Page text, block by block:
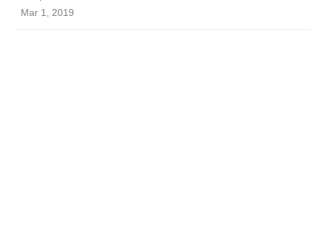
Mar 1, 2019